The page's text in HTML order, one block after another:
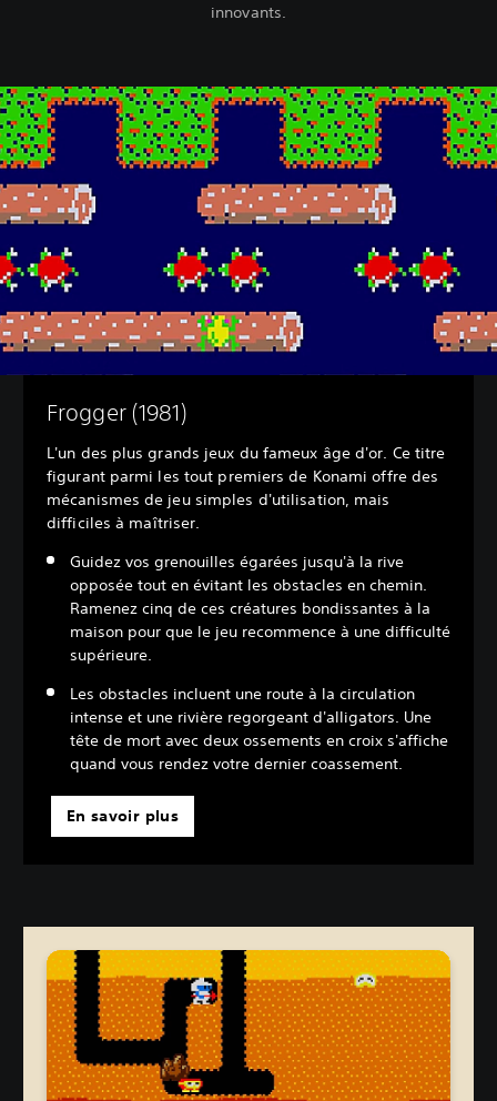
innovants.
Frogger (1981)
L'un des plus grands jeux du fameux âge d'or. Ce titre
figurant parmi les tout premiers de Konami offre des
mécanismes de jeu simples d'utilisation, mais
difficiles à maîtriser.
Guidez vos grenouilles égarées jusqu'à la rive
opposée tout en évitant les obstacles en chemin.
Ramenez cinq de ces créatures bondissantes à la
maison pour que le jeu recommence à une difficulté
supérieure.
Les obstacles incluent une route à la circulation
intense et une rivière regorgeant d'alligators. Une
tête de mort avec deux ossements en croix s'affiche
quand vous rendez votre dernier coassement.
En savoir plus